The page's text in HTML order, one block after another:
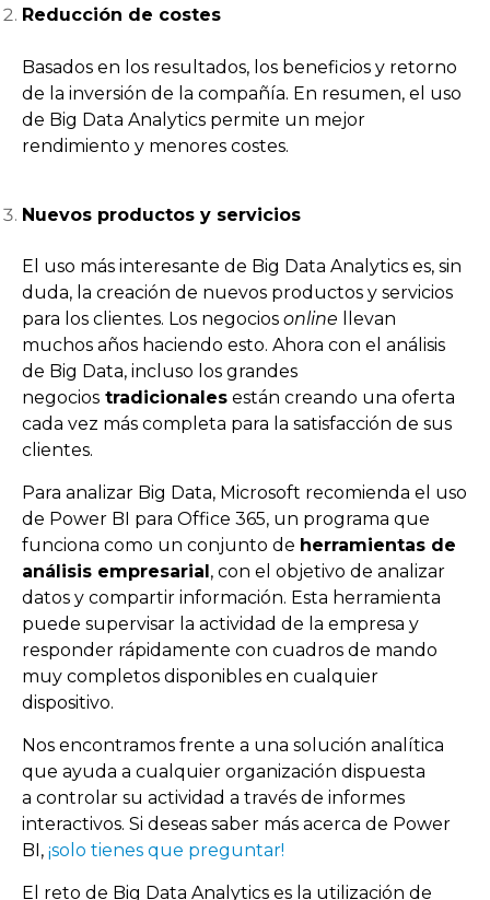
Reducción de costes
Basados en los resultados, los beneficios y retorno
de la inversión de la compañía. En resumen, el uso
de Big Data Analytics permite un mejor
rendimiento y menores costes.
Nuevos productos y servicios
El uso más interesante de Big Data Analytics es, sin
duda, la creación de nuevos productos y servicios
para los clientes. Los negocios online llevan
muchos años haciendo esto. Ahora con el análisis
de Big Data, incluso los grandes
negocios tradicionales están creando una oferta
cada vez más completa para la satisfacción de sus
clientes.
Para analizar Big Data, Microsoft recomienda el uso
de Power BI para Office 365, un programa que
funciona como un conjunto de herramientas de
análisis empresarial , con el objetivo de analizar
datos y compartir información. Esta herramienta
puede supervisar la actividad de la empresa y
responder rápidamente con cuadros de mando
muy completos disponibles en cualquier
dispositivo.
Nos encontramos frente a una solución analítica
que ayuda a cualquier organización dispuesta
a controlar su actividad a través de informes
interactivos. Si deseas saber más acerca de Power
BI, ¡solo tienes que preguntar!
El reto de Big Data Analytics es la utilización de